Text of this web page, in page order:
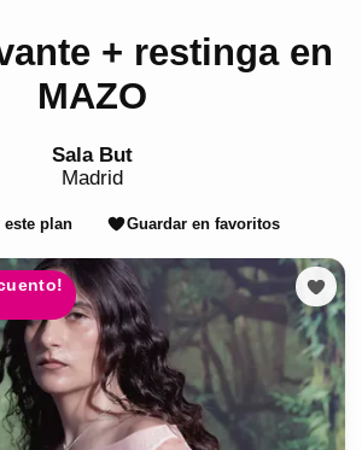
+ restinga en
MAZO
Sala But
Madrid
plan Guardar en favoritos